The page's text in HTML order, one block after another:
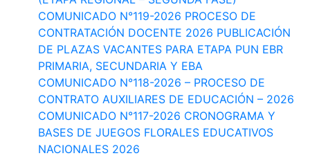
COMUNICADO N°119-2026 PROCESO DE
CONTRATACIÓN DOCENTE 2026 PUBLICACIÓN
DE PLAZAS VACANTES PARA ETAPA PUN EBR
PRIMARIA, SECUNDARIA Y EBA
COMUNICADO N°118-2026 – PROCESO DE
CONTRATO AUXILIARES DE EDUCACIÓN – 2026
COMUNICADO N°117-2026 CRONOGRAMA Y
BASES DE JUEGOS FLORALES EDUCATIVOS
NACIONALES 2026